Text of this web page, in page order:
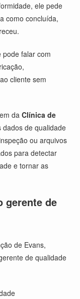
ele pede
como concluída,
pode falar com
cliente sem
daClínica de
dados de qualidade
ou arquivos
para detectar
e tornar as
gerente de
de Evans,
de qualidade